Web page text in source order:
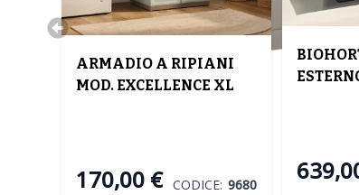
ARMADIO A RIPIANI
MOD. EXCELLENCE XL
170,00 € CODICE: 9680